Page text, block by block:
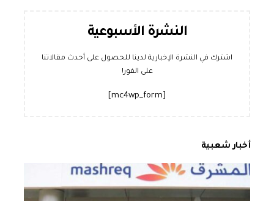
النشرة الأسبوعية
اشترك في النشرة الإخبارية لدينا للحصول على أحدث مقالاتنا
على الفور!
أخبار شعبية